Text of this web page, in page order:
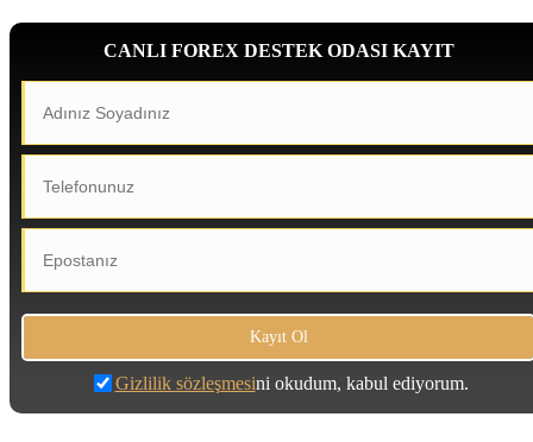
CANLI FOREX DESTEK ODASI KAYIT
Gizlilik sözleşmesini okudum, kabul ediyorum.